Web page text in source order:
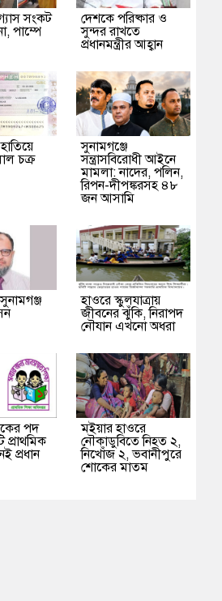
সংকট
পাম্পে
দেশকে পরিষ্কার ও
সুন্দর রাখতে
প্রধানমন্ত্রীর আহ্বান
চক্র
‎সুনামগঞ্জে
সন্ত্রাসবিরোধী আইনে
মামলা: নাদের, পলিন,
রিপন-দীপঙ্করসহ ৪৮
জন আসামি
হাওরে স্কুলযাত্রায়
জীবনের ঝুঁকি, নিরাপদ
নৌযান এখনো অধরা
পদ
প্রাথমিক
প্রধান
মইয়ার হাওরে
নৌকাডুবিতে নিহত ২,
নিখোঁজ ২, ভবানীপুরে
শোকের মাতম